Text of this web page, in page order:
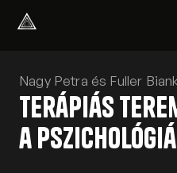
Amiben segítünk
Akik segítenek
Rólunk
Nagy Petra és Fuller
Terápiás
a